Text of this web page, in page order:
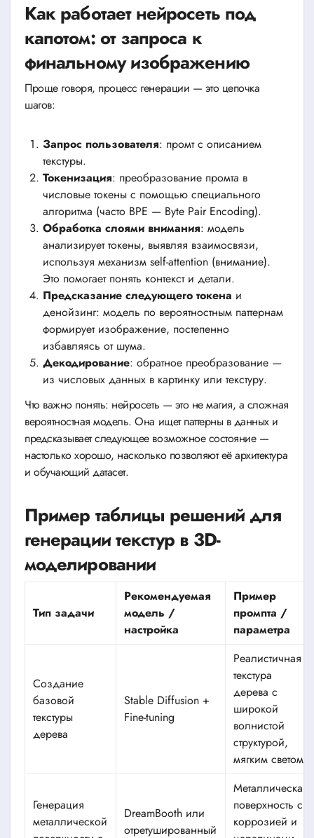
Как работает нейросеть под
капотом: от запроса к
финальному изображению
Проще говоря, процесс генерации — это цепочка
шагов:
Запрос пользователя: промт с описанием
текстуры.
Токенизация: преобразование промта в
числовые токены с помощью специального
алгоритма (часто BPE — Byte Pair Encoding).
Обработка слоями внимания: модель
анализирует токены, выявляя взаимосвязи,
используя механизм self-attention (внимание).
Это помогает понять контекст и детали.
Предсказание следующего токена и
денойзинг: модель по вероятностным паттернам
формирует изображение, постепенно
избавляясь от шума.
Декодирование: обратное преобразование —
из числовых данных в картинку или текстуру.
Что важно понять: нейросеть — это не магия, а сложная
вероятностная модель. Она ищет паттерны в данных и
предсказывает следующее возможное состояние —
настолько хорошо, насколько позволяют её архитектура
и обучающий датасет.
Пример таблицы решений для
генерации текстур в 3D-
моделировании
Тип задачи
Рекомендуемая
модель /
настройка
Пример
промпта /
параметра
Создание
базовой
текстуры
дерева
Stable Diffusion +
Fine-tuning
Реалистичная
текстура
дерева с
широкой
волнистой
структурой,
мягким светом
Генерация
металлической
DreamBooth или
отретушированный
Металлическая
поверхность с
коррозией и